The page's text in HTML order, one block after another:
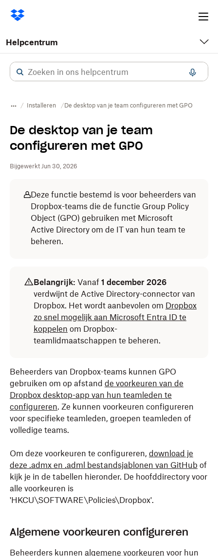
Helpcentrum
Installeren De desktop van je team configureren met GPO
De desktop van je team
configureren met GPO
Bijgewerkt Jun 30, 2026
Deze functie bestemd is voor beheerders van
Dropbox-teams die de functie Group Policy
Object (GPO) gebruiken met Microsoft
Active Directory om de IT van hun team te
beheren.
Belangrijk: Vanaf 1 december 2026
verdwijnt de Active Directory-connector van
Dropbox. Het wordt aanbevolen om Dropbox
zo snel mogelijk aan Microsoft Entra ID te
koppelen om Dropbox-
teamlidmaatschappen te beheren.
Beheerders van Dropbox-teams kunnen GPO
gebruiken om op afstand de voorkeuren van de
Dropbox desktop-app van hun teamleden te
configureren. Ze kunnen voorkeuren configureren
voor specifieke teamleden, groepen teamleden of
volledige teams.
Om deze voorkeuren te configureren, download je
deze .admx en .adml bestandsjablonen van GitHub of
kijk je in de tabellen hieronder. De hoofddirectory voor
alle voorkeuren is
'HKCU\SOFTWARE\Policies\Dropbox'.
Algemene voorkeuren configureren
Beheerders kunnen algemene voorkeuren voor hun